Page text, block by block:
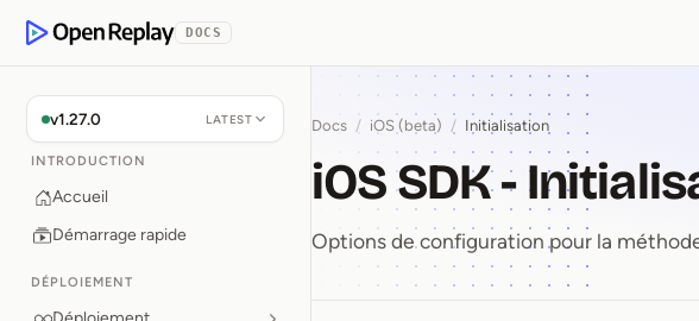
OpenReplay
DOCS
v1.27.0 LATEST
INTRODUCTION
Accueil
Démarrage rapide
DÉPLOIEMENT
Docs / iOS (beta) / Initialisation
iOS SDK -
Options de configuration pour la